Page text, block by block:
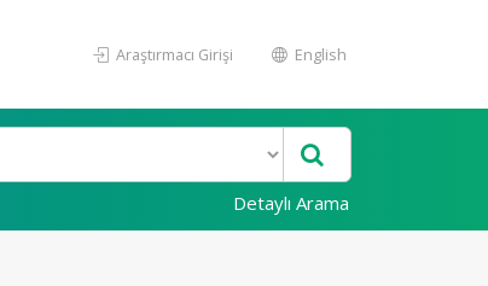
Araştırmacı Girişi English
Detaylı Arama